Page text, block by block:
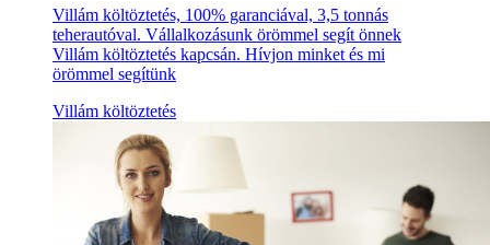
Villám költöztetés, 100% garanciával, 3,5 tonnás
teherautóval. Vállalkozásunk örömmel segít önnek
Villám költöztetés kapcsán. Hívjon minket és mi
örömmel segítünk
Villám költöztetés